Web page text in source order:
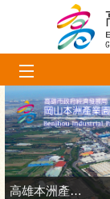
跳到主要內容區塊
高雄本洲產業園區服務中心